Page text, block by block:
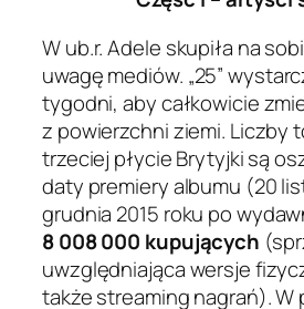
W ub.r. Adele skupiła na
uwagę mediów. „25”
tygodni, aby całkowicie
z powierzchni ziemi. Liczby
trzeciej płycie Brytyjki są
daty premiery albumu (20
grudnia 2015 roku po
8 008 000 kupujących
uwzględniająca wersje
także streaming nagrań). W